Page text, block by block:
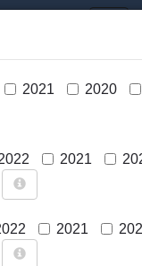
2021
2020
2021
2021